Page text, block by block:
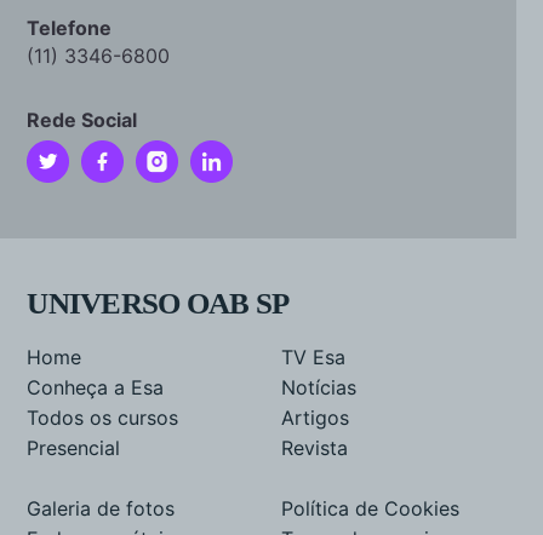
Telefone
(11) 3346-6800
Rede Social
UNIVERSO OAB SP
Home
Conheça a Esa
Todos os cursos
Presencial
TV Esa
Notícias
Artigos
Revista
Galeria de fotos
Política de Cookies